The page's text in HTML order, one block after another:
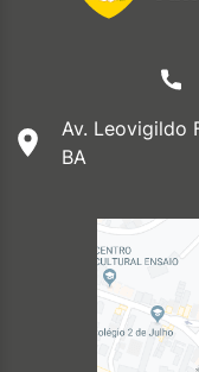
Av. Leovigildo
BA